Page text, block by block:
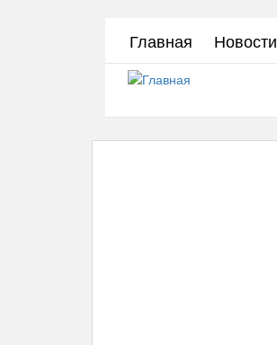
Главная Новости